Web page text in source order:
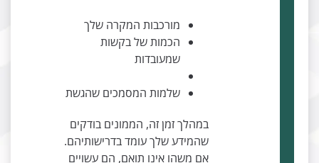
מורכבות המקרה שלך
הכמות של בקשות
שמעובדות
שלמות המסמכים שהגשת
במהלך זמן זה, הממונים בודקים
שהמידע שלך עומד בדרישותיהם.
אם משהו אינו תואם, הם עשויים